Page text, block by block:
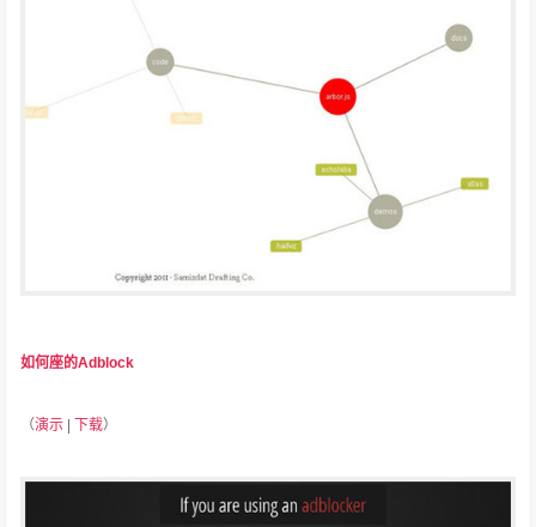
如何座的A​​dblock
（演示 |下载）